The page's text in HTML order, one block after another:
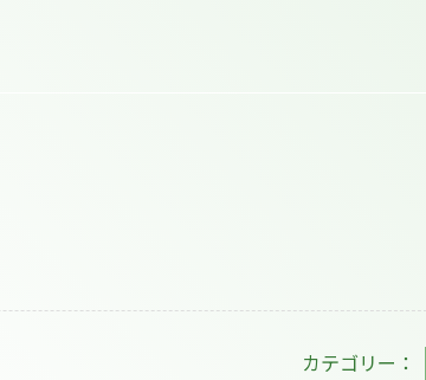
カテゴリー：